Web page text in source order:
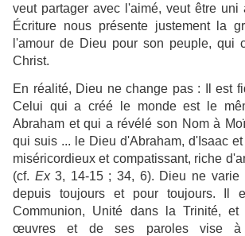
veut partager avec l'aimé, veut être
Écriture nous présente justement la
l'amour de Dieu pour son peuple, qui
Christ.
En réalité, Dieu ne change pas : Il est
Celui qui a créé le monde est le
Abraham et qui a révélé son Nom à
qui suis ... le Dieu d'Abraham, d'Isaac
miséricordieux et compatissant, riche
(cf. Ex3, 14-15 ; 34, 6). Dieu ne varie
depuis toujours et pour toujours. Il
Communion, Unité dans la Trinité,
œuvres et de ses paroles vise à